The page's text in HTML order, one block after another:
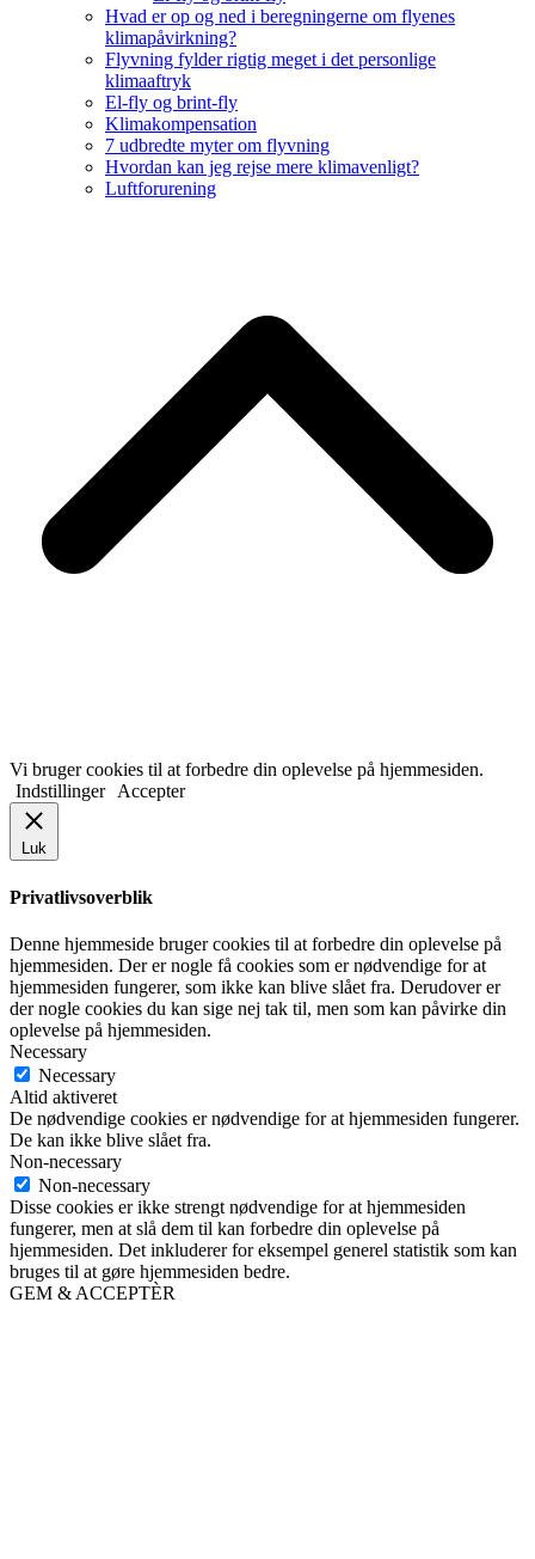
Hvad er op og ned i beregningerne om flyenes
klimapåvirkning?
Flyvning fylder rigtig meget i det personlige
klimaaftryk
El-fly og brint-fly
Klimakompensation
7 udbredte myter om flyvning
Hvordan kan jeg rejse mere klimavenligt?
Luftforurening
Vi bruger cookies til at forbedre din oplevelse på hjemmesiden.
Indstillinger Accepter
Luk
Privatlivsoverblik
Denne hjemmeside bruger cookies til at forbedre din oplevelse på
hjemmesiden. Der er nogle få cookies som er nødvendige for at
hjemmesiden fungerer, som ikke kan blive slået fra. Derudover er
der nogle cookies du kan sige nej tak til, men som kan påvirke din
oplevelse på hjemmesiden.
Necessary
Necessary
Altid aktiveret
De nødvendige cookies er nødvendige for at hjemmesiden fungerer.
De kan ikke blive slået fra.
Non-necessary
Non-necessary
Disse cookies er ikke strengt nødvendige for at hjemmesiden
fungerer, men at slå dem til kan forbedre din oplevelse på
hjemmesiden. Det inkluderer for eksempel generel statistik som kan
bruges til at gøre hjemmesiden bedre.
GEM & ACCEPTÈR